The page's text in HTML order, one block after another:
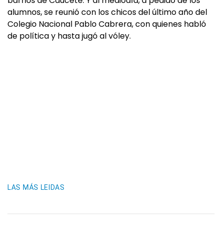
alumnos, se reunió con los chicos del último año del
Colegio Nacional Pablo Cabrera, con quienes habló
de política y hasta jugó al vóley.
LAS MÁS LEIDAS